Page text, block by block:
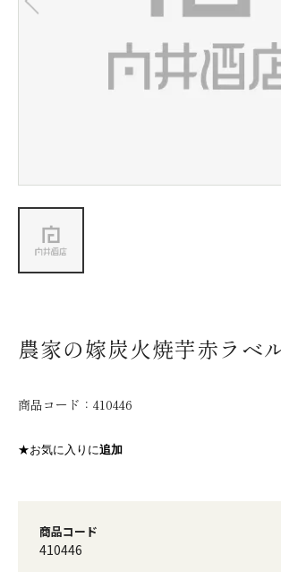
会社情報
農家の嫁炭火焼芋赤ラベ
商品コード： 410446
★お気に入りに追加
商品コード
410446